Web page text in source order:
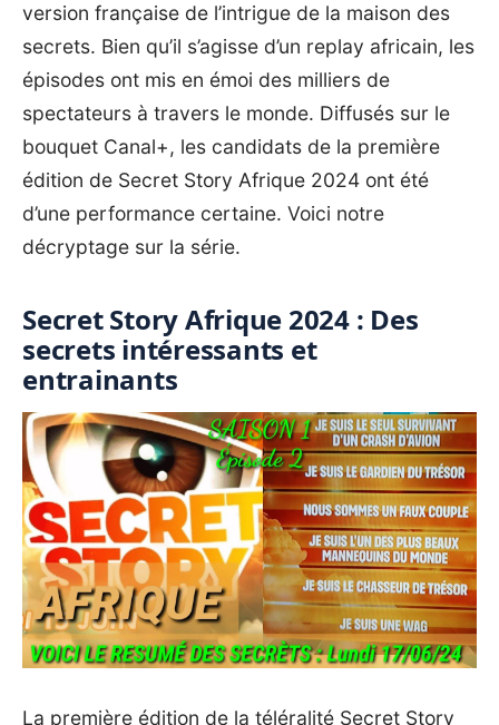
version française de l’intrigue de la maison des
secrets. Bien qu’il s’agisse d’un replay africain, les
épisodes ont mis en émoi des milliers de
spectateurs à travers le monde. Diffusés sur le
bouquet Canal+, les candidats de la première
édition de Secret Story Afrique 2024 ont été
d’une performance certaine. Voici notre
décryptage sur la série.
Secret Story Afrique 2024 : Des
secrets intéressants et
entrainants
La première édition de la téléralité Secret Story